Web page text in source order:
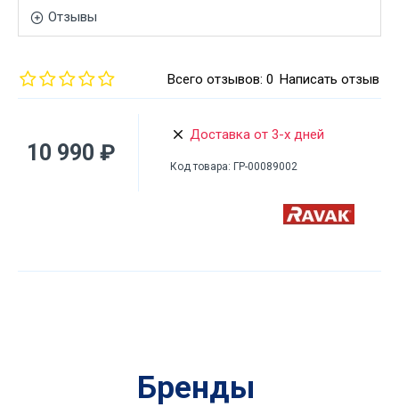
Отзывы
Всего отзывов: 0 Написать отзыв
10 990 ₽
Доставка от 3-х дней
Код товара: ГР-00089002
Бренды